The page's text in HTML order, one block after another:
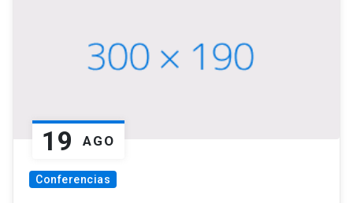
19 AGO
Conferencias